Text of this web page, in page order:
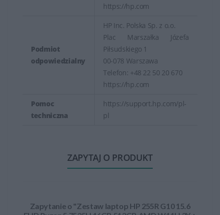
https://hp.com
Podmiot
odpowiedzialny
HP Inc. Polska Sp. z o.o.
Plac Marszałka Józefa
Piłsudskiego 1
00-078 Warszawa
Telefon: +48 22 50 20 670
https://hp.com
Pomoc
techniczna
https://support.hp.com/pl-
pl
ZAPYTAJ O PRODUKT
Zapytanie o "Zestaw laptop HP 255R G10 15.6